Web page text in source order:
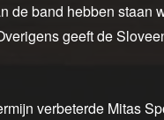
de band hebben staan
geeft de
verbeterde Mitas